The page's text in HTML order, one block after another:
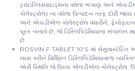
ટ્રાઇગ્લિસરાઇડ્સના વધેલા ભંગાણ અને
કોલેસ્ટ્રોલ) ના વધેલા ઉત્પાદન તરફ દોરી જાય
અને એચડીએલ-કોલેસ્ટ્રોલ વધારીને,
પૂરક બનાવે છે, જે ડિસ્લિપિડેમિયાના સંચાલન
છે.
ROSVIN F TABLET 10'S માં
ખાસ કરીને મિશ્રિત ડિસ્લિપિડેમિયાવાળા
એવી સ્થિતિ જે ઉચ્ચ એલડીએલ-કોલેસ્ટ્રોલ,